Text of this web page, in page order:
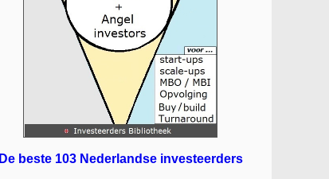
De beste 103 Nederlandse investeerders